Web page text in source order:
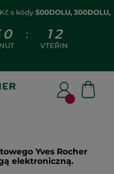
s kódy500DOLU, 300DOLU,
0 : 11
VTEŘIN
Yves Rocher
elektroniczną.